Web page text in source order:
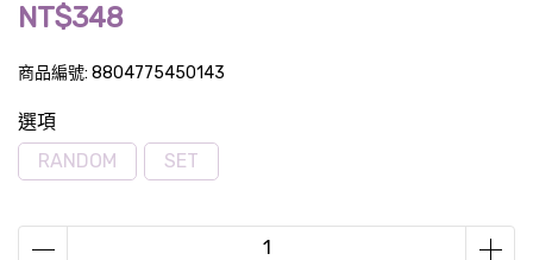
NT$348
商品編號: 8804775450143
選項
RANDOM
SET